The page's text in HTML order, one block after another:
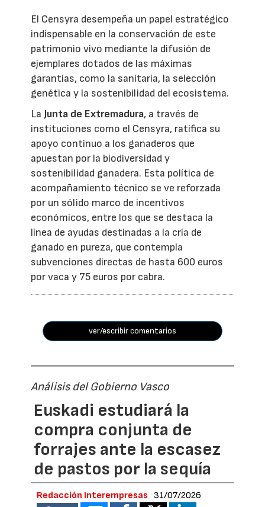
El Censyra desempeña un papel estratégico
indispensable en la conservación de este
patrimonio vivo mediante la difusión de
ejemplares dotados de las máximas
garantías, como la sanitaria, la selección
genética y la sostenibilidad del ecosistema.
La Junta de Extremadura, a través de
instituciones como el Censyra, ratifica su
apoyo continuo a los ganaderos que
apuestan por la biodiversidad y
sostenibilidad ganadera. Esta política de
acompañamiento técnico se ve reforzada
por un sólido marco de incentivos
económicos, entre los que se destaca la
línea de ayudas destinadas a la cría de
ganado en pureza, que contempla
subvenciones directas de hasta 600 euros
por vaca y 75 euros por cabra.
ver/escribir comentarios
Análisis del Gobierno Vasco
Euskadi estudiará la
compra conjunta de
forrajes ante la escasez
de pastos por la sequía
Redacción Interempresas 31/07/2026